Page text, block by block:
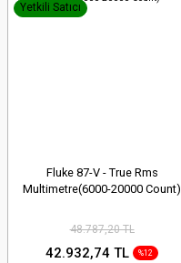
Yetkili Satıcı
Fluke 87-V - True Rms
Multimetre(6000-20000 Count)
48.787,20 TL
42.932,74 TL %12